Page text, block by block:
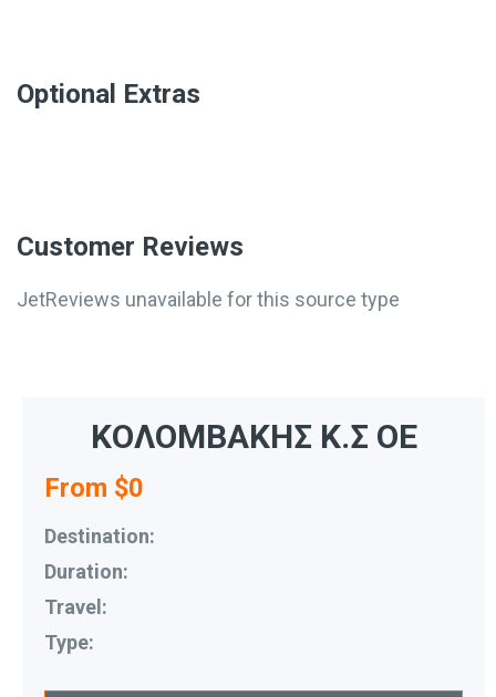
Optional Extras​
Customer Reviews
JetReviews unavailable for this source type
ΚΟΛΟΜΒΑΚΗΣ Κ.Σ ΟΕ
From $0
Destination:
Duration:
Travel:
Type: